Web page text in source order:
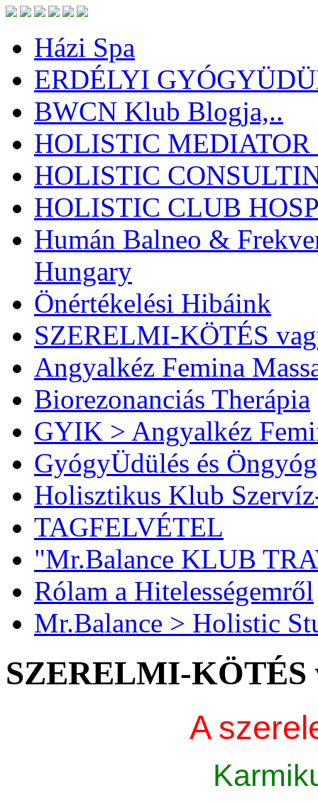
Házi Spa
ERDÉLYI
BWCN Klub Blogja,..
HOLISTIC MEDIATOR
HOLISTIC
HOLISTIC CLUB
Humán Balneo &
Hungary
Önértékelési Hibáink
SZERELMI-KÖTÉS
Angyalkéz Femina
Biorezonanciás Therápia
GYIK > Angyalkéz
GyógyÜdülés és
Holisztikus Klub
TAGFELVÉTEL
"Mr.Balance KLUB
Rólam a Hitelességemről
Mr.Balance > Holistic
SZERELMI-KÖTÉS
A